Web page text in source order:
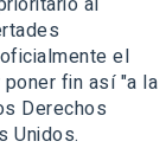
el
fin así "a la
Derechos
Unidos.